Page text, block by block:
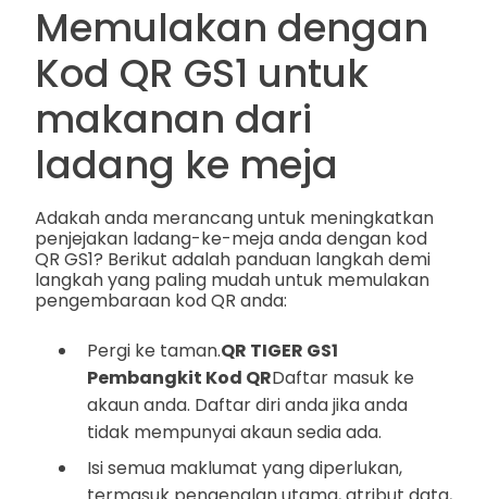
Memulakan dengan
Kod QR GS1 untuk
makanan dari
ladang ke meja
Adakah anda merancang untuk meningkatkan
penjejakan ladang-ke-meja anda dengan kod
QR GS1? Berikut adalah panduan langkah demi
langkah yang paling mudah untuk memulakan
pengembaraan kod QR anda:
Pergi ke taman.QR TIGER GS1
Pembangkit Kod QRDaftar masuk ke
akaun anda. Daftar diri anda jika anda
tidak mempunyai akaun sedia ada.
Isi semua maklumat yang diperlukan,